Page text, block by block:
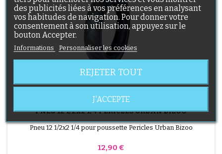
MARQUE:PERICLES
PNEU 12 1/2X2 1/4 PERICLES URBAN BIZOO
Pneu 12 1/2x2 1/4 pour poussette Pericles Urban Bizoo
Prix
12,90 €
des publicités liées à vos préférences en analysant
vos habitudes de navigation. Pour donner votre
consentement à son utilisation, appuyez sur le
bouton Accepter.
Informations Personnaliser les cookies
REJETER TOUT
J'ACCEPTE